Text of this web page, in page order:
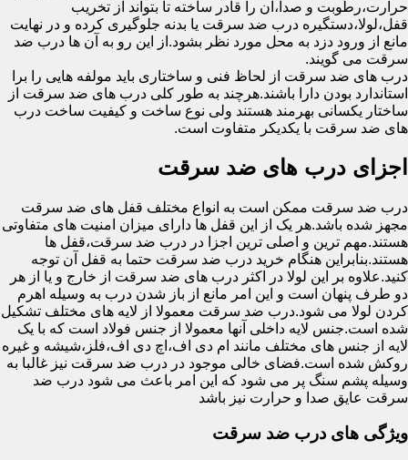
حرارت،رطوبت و صدا،آن را قادر ساخته تا بتواند از تخریب
قفل،لولا،دستگیره درب ضد سرقت یا بدنه جلوگیری کرده و در نهایت
مانع از ورود دزد به محل مورد نظر بشود.از این رو به آن ها درب ضد
سرقت می گویند.
درب های ضد سرقت از لحاظ فنی و ساختاری باید مولفه هایی را برا
استاندارد بودن دارا باشند.هرچند به طور کلی درب های ضد سرقت از
ساختار یکسانی بهرمند هستند ولی نوع ساخت و کیفیت ساخت درب
های ضد سرقت با یکدیکر متفاوت است.
اجزای درب های ضد سرقت
درب ضد سرقت ممکن است به انواع مختلف قفل های ضد سرقت
مجهز شده باشد.هر یک از این قفل ها دارای میزان امنیت های متفاوتی
هستند.مهم ترین و اصلی ترین اجزا در درب ضد سرقت،قفل ها
هستند.بنابراین هنگام خرید درب ضد سرقت حتما به قفل آن توجه
کنید.علاوه بر این لولا در اکثر درب های ضد سرقت از خارج و یا از هر
دو طرف پنهان است و این امر مانع از باز شدن درب به وسیله اهرم
کردن لولا می شود.درب ضد سرقت معمولا از لایه های مختلف تشکیل
شده است.جنس لایه داخلی آنها معمولا از جنس فولاد است که با یک
لایه از جنس های مختلف مانند ام دی اف،اچ دی اف،فلز،شیشه و غیره
روکش شده است.فضای خالی موجود در درب ضد سرقت نیز غالبا به
وسیله پشم سنگ پر می شود که این امر باعث می شود درب ضد
سرقت عایق صدا و حرارت نیز باشد
ویژگی های درب ضد سرقت